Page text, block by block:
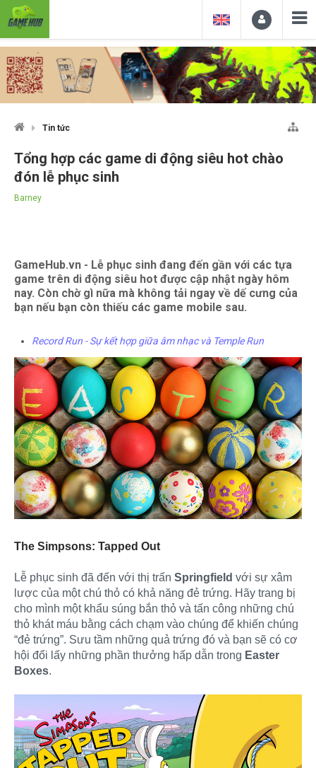
Tin tức
Tổng hợp các game di động siêu hot chào
đón lễ phục sinh
Barney
GameHub.vn - Lễ phục sinh đang đến gần với các tựa
game trên di động siêu hot được cập nhật ngày hôm
nay. Còn chờ gì nữa mà không tải ngay về dế cưng của
bạn nếu bạn còn thiếu các game mobile sau.
Record Run - Sự kết hợp giữa âm nhạc và Temple Run
The Simpsons: Tapped Out
Lễ phục sinh đã đến với thị trấn Springfield với sự xâm
lược của một chú thỏ có khả năng đẻ trứng. Hãy trang bị
cho mình một khẩu súng bắn thỏ và tấn công những chú
thỏ khát máu bằng cách chạm vào chúng để khiến chúng
“đẻ trứng”. Sưu tầm những quả trứng đó và bạn sẽ có cơ
hội đổi lấy những phần thưởng hấp dẫn trong Easter
Boxes.